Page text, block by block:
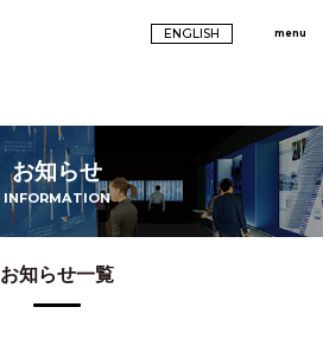
ENGLISH menu
お知らせ
INFORMATION
お知らせ一覧